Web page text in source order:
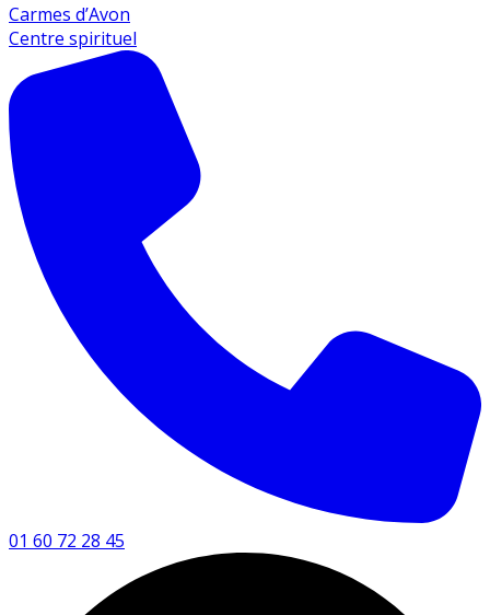
Carmes d’Avon
Centre spirituel
01 60 72 28 45